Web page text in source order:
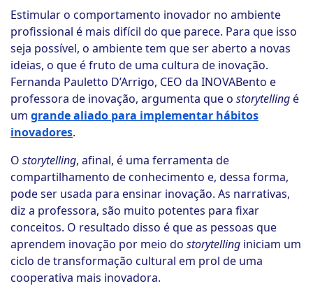
Estimular o comportamento inovador no ambiente
profissional é mais difícil do que parece. Para que isso
seja possível, o ambiente tem que ser aberto a novas
ideias, o que é fruto de uma cultura de inovação.
Fernanda Pauletto D’Arrigo, CEO da INOVABento e
professora de inovação, argumenta que o storytellingé
um grande aliado para implementar hábitos
inovadores.
O storytelling, afinal, é uma ferramenta de
compartilhamento de conhecimento e, dessa forma,
pode ser usada para ensinar inovação. As narrativas,
diz a professora, são muito potentes para fixar
conceitos. O resultado disso é que as pessoas que
aprendem inovação por meio do storytelling iniciam um
ciclo de transformação cultural em prol de uma
cooperativa mais inovadora.